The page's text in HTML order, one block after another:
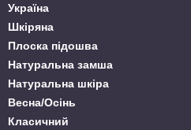
Україна
Шкіряна
Плоска підошва
Натуральна замша
Натуральна шкіра
Весна/Осінь
Класичний